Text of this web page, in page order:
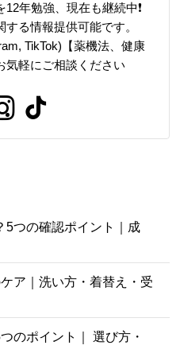
年勉強、現在も継続中❗️
る情報提供可能です。
TikTok)【薬機法、健康
気軽にご相談ください
5つの確認ポイント｜成
ア｜洗い方・着替え・受
のポイント｜ 選び方・